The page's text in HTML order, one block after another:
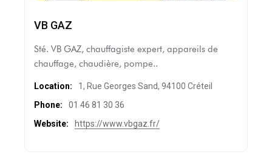
VB GAZ
Sté. VB GAZ, chauffagiste expert, appareils de
chauffage, chaudière, pompe..
Location:
1, Rue Georges Sand, 94100 Créteil
Phone:
01 46 81 30 36
Website:
https://www.vbgaz.fr/